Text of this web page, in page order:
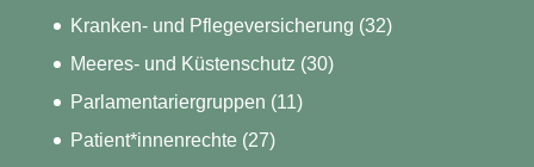
Kranken- und Pflegeversicherung (32)
Meeres- und Küstenschutz (30)
Parlamentariergruppen (11)
Patient*innenrechte(27)